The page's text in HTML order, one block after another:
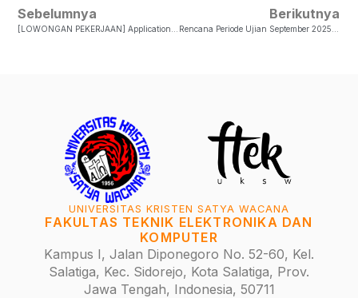
Sebelumnya Berikutnya
UNIVERSITAS KRISTEN SATYA WACANA
FAKULTAS TEKNIK ELEKTRONIKA DAN
KOMPUTER
Kampus I, Jalan Diponegoro No. 52-60, Kel.
Salatiga, Kec. Sidorejo, Kota Salatiga, Prov.
Jawa Tengah, Indonesia, 50711